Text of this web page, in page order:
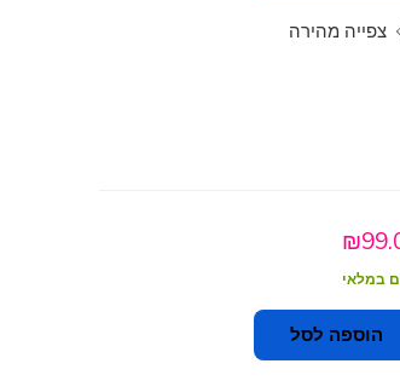
צפייה מהירה
₪
במלאי
הוספה לסל